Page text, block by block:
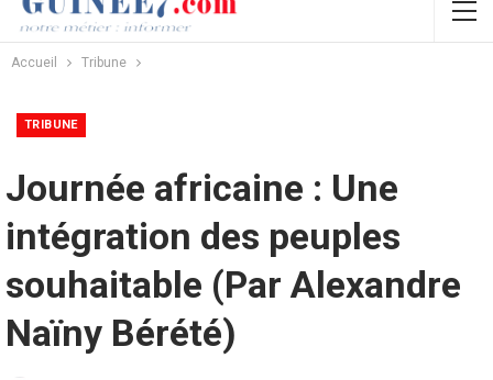
Accueil Tribune
TRIBUNE
Journée africaine : Une
intégration des peuples
souhaitable (Par Alexandre
Naïny Bérété)